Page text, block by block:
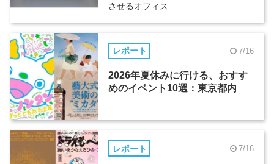
させるオフィス
レポート 7/16
2026年夏休みに行ける、おすす
めのイベント10選：東京都内
レポート 7/16